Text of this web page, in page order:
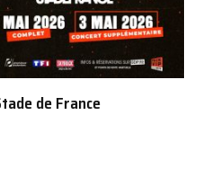
de France